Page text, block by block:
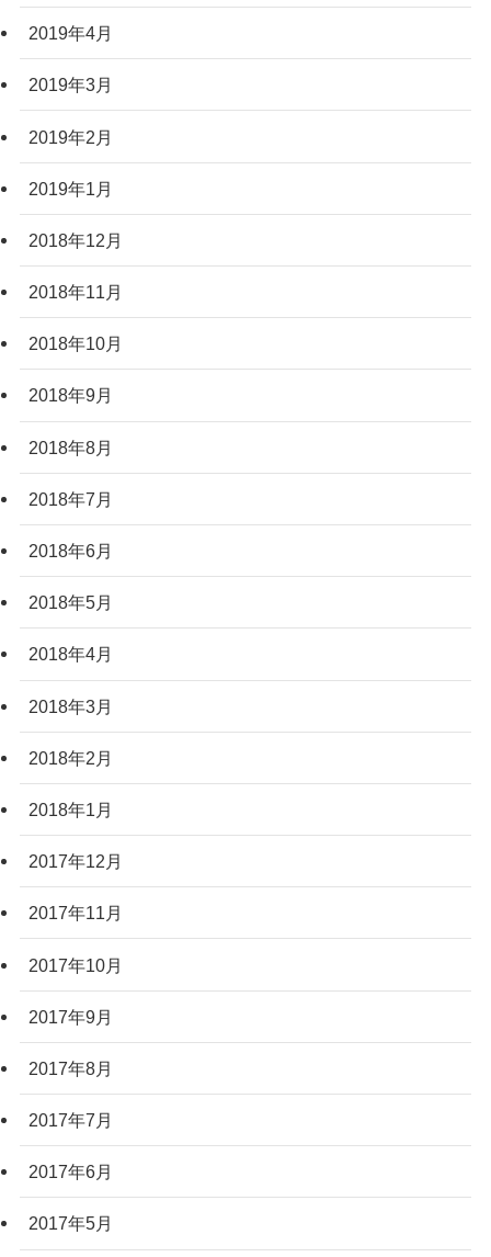
2019年4月
2019年3月
2019年2月
2019年1月
2018年12月
2018年11月
2018年10月
2018年9月
2018年8月
2018年7月
2018年6月
2018年5月
2018年4月
2018年3月
2018年2月
2018年1月
2017年12月
2017年11月
2017年10月
2017年9月
2017年8月
2017年7月
2017年6月
2017年5月